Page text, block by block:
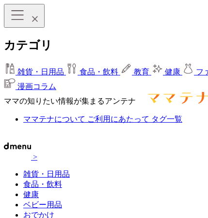
カテゴリ
雑貨・日用品 食品・飲料 教育 健康 フ
漫画コラム
ママの知りたい情報が集まるアンテナ
ママテナについて ご利用にあたって タグ一覧
>
雑貨・日用品
食品・飲料
健康
ベビー用品
おでかけ